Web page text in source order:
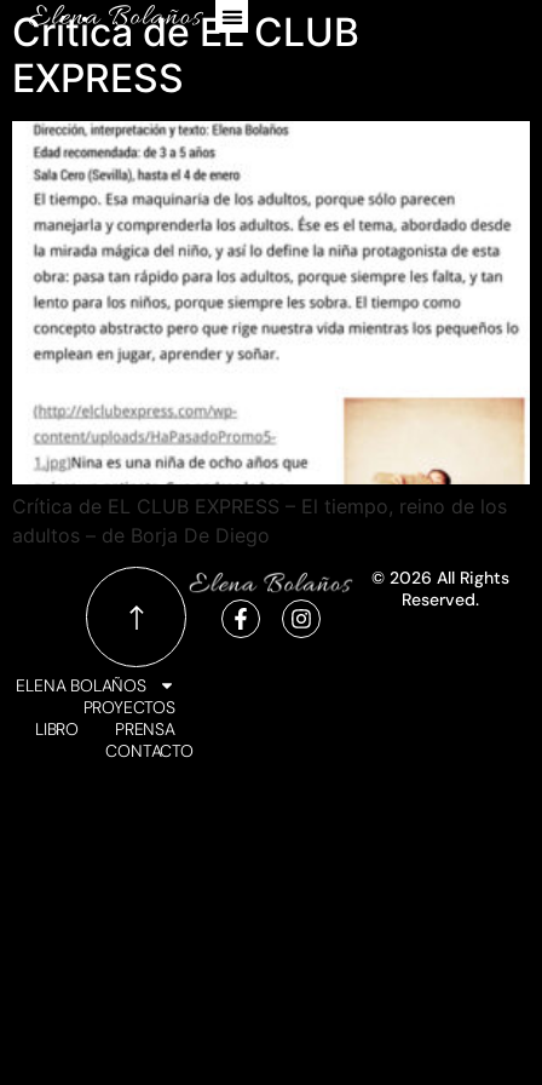
Crítica de EL CLUB
EXPRESS
Crítica de EL CLUB EXPRESS – El tiempo, reino de los
adultos – de Borja De Diego
© 2026 All Rights
Reserved.
ELENA BOLAÑOS
PROYECTOS
LIBRO
PRENSA
CONTACTO